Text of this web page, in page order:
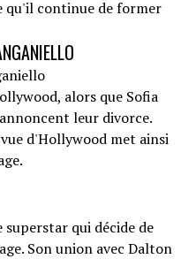
qu'il continue de former
alors que Sofia
leur divorce.
d'Hollywood met ainsi
qui décide de
Son union avec Dalton